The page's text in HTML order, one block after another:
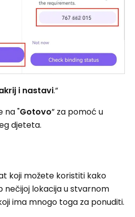
i nastavi.”
na "Gotovo” za pomoć u
djeteta.
koji možete koristiti kako
nečijoj lokacija u stvarnom
ima mnogo toga za ponuditi.